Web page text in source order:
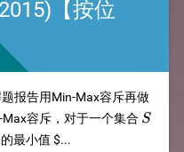
【按位
报告用Min-Max容斥再做
容斥，对于一个集合 S
S
的最小值$...